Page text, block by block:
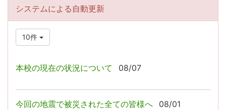
システムによる自動更新
10件
本校の現在の状況について 08/07
今回の地震で被災された全ての皆様へ 08/01